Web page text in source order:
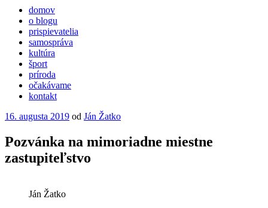
domov
o blogu
prispievatelia
samospráva
kultúra
šport
príroda
očakávame
kontakt
Publikované
16. augusta 2019 od Ján Žatko
Pozvánka na mimoriadne miestne
zastupiteľstvo
Ján Žatko